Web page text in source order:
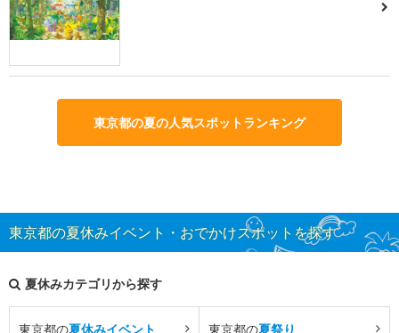
東京都の夏の人気スポットランキング
東京都の夏休みイベント・おでかけスポットを探す
夏休みカテゴリから探す
東京都の夏休みイベント 東京都の夏祭り